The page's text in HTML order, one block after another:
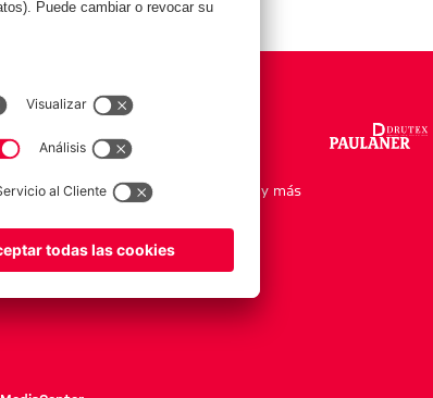
Equipaciones y más
Jugadores
Rebajas %